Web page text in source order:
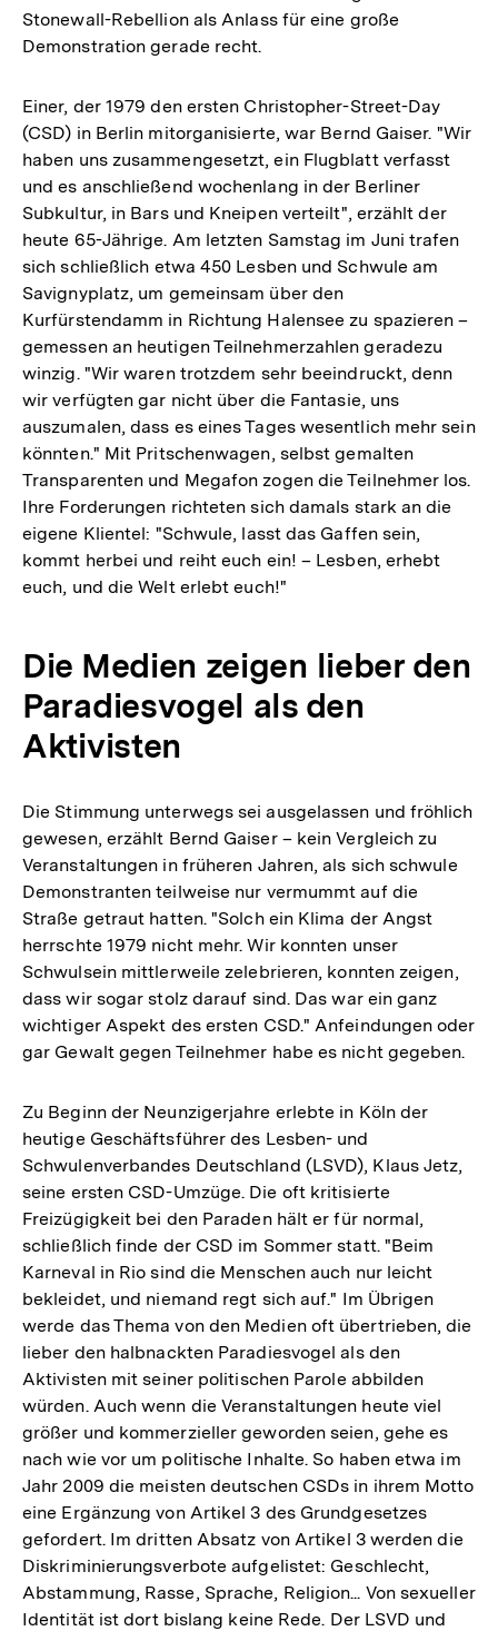
Stonewall-Rebellion als Anlass für eine große
Demonstration gerade recht.
Einer, der 1979 den ersten Christopher-Street-Day
(CSD) in Berlin mitorganisierte, war Bernd Gaiser. "Wir
haben uns zusammengesetzt, ein Flugblatt verfasst
und es anschließend wochenlang in der Berliner
Subkultur, in Bars und Kneipen verteilt", erzählt der
heute 65-Jährige. Am letzten Samstag im Juni trafen
sich schließlich etwa 450 Lesben und Schwule am
Savignyplatz, um gemeinsam über den
Kurfürstendamm in Richtung Halensee zu spazieren –
gemessen an heutigen Teilnehmerzahlen geradezu
winzig. "Wir waren trotzdem sehr beeindruckt, denn
wir verfügten gar nicht über die Fantasie, uns
auszumalen, dass es eines Tages wesentlich mehr sein
könnten." Mit Pritschenwagen, selbst gemalten
Transparenten und Megafon zogen die Teilnehmer los.
Ihre Forderungen richteten sich damals stark an die
eigene Klientel: "Schwule, lasst das Gaffen sein,
kommt herbei und reiht euch ein! – Lesben, erhebt
euch, und die Welt erlebt euch!"
Die Medien zeigen lieber den
Paradiesvogel als den
Aktivisten
Die Stimmung unterwegs sei ausgelassen und fröhlich
gewesen, erzählt Bernd Gaiser – kein Vergleich zu
Veranstaltungen in früheren Jahren, als sich schwule
Demonstranten teilweise nur vermummt auf die
Straße getraut hatten. "Solch ein Klima der Angst
herrschte 1979 nicht mehr. Wir konnten unser
Schwulsein mittlerweile zelebrieren, konnten zeigen,
dass wir sogar stolz darauf sind. Das war ein ganz
wichtiger Aspekt des ersten CSD." Anfeindungen oder
gar Gewalt gegen Teilnehmer habe es nicht gegeben.
Zu Beginn der Neunzigerjahre erlebte in Köln der
heutige Geschäftsführer des Lesben- und
Schwulenverbandes Deutschland (LSVD), Klaus Jetz,
seine ersten CSD-Umzüge. Die oft kritisierte
Freizügigkeit bei den Paraden hält er für normal,
schließlich finde der CSD im Sommer statt. "Beim
Karneval in Rio sind die Menschen auch nur leicht
bekleidet, und niemand regt sich auf." Im Übrigen
werde das Thema von den Medien oft übertrieben, die
lieber den halbnackten Paradiesvogel als den
Aktivisten mit seiner politischen Parole abbilden
würden. Auch wenn die Veranstaltungen heute viel
größer und kommerzieller geworden seien, gehe es
nach wie vor um politische Inhalte. So haben etwa im
Jahr 2009 die meisten deutschen CSDs in ihrem Motto
eine Ergänzung von Artikel 3 des Grundgesetzes
gefordert. Im dritten Absatz von Artikel 3 werden die
Diskriminierungsverbote aufgelistet: Geschlecht,
Abstammung, Rasse, Sprache, Religion... Von sexueller
Identität ist dort bislang keine Rede. Der LSVD und